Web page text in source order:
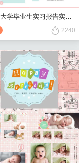
2240